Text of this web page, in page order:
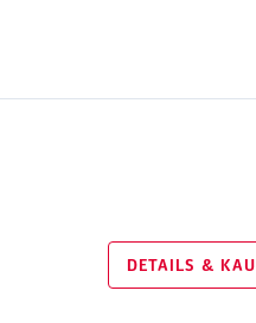
DETAILS &